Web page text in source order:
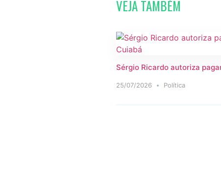
VEJA TAMBÉM
Sérgio Ricardo autoriza
25/07/2026 Política